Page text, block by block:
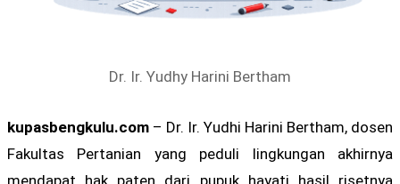
Dr. Ir. Yudhy Harini Bertham
kupasbengkulu.com – Dr. Ir. Yudhi Harini Bertham, dosen
Fakultas Pertanian yang peduli lingkungan akhirnya